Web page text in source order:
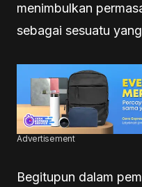
menimbulkan
sebagai sesuatu
Advertisement
Begitupun dalam